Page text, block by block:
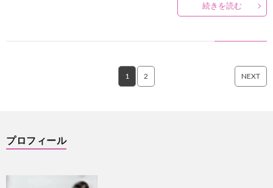
続きを読む
1 2 NEXT
プロフィール